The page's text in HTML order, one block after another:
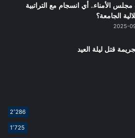
مجلس الأمناء.. أي انسجام مع التراتبية
الجامعة؟
2025-
قتل ليلة العيد
2٬286
1٬725